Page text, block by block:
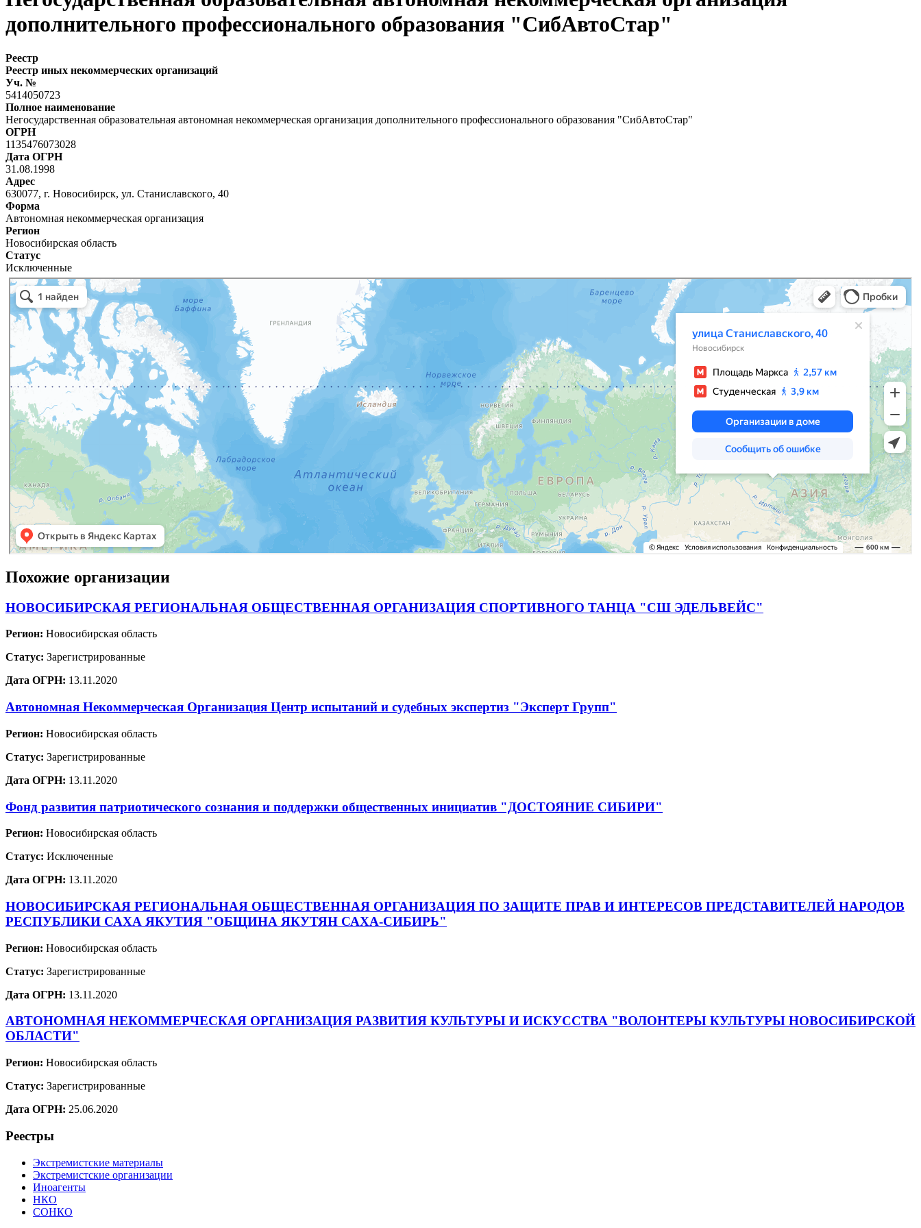
дополнительного профессионального образования "СибАвтоСтар"
Реестр
Реестр иных некоммерческих организаций
Уч. №
5414050723
Полное наименование
Негосударственная образовательная автономная некоммерческая организация дополнительного профессионального образования "СибАвтоСтар"
ОГРН
1135476073028
Дата ОГРН
31.08.1998
Адрес
630077, г. Новосибирск, ул. Станиславского, 40
Форма
Автономная некоммерческая организация
Регион
Новосибирская область
Статус
Исключенные
Похожие организации
НОВОСИБИРСКАЯ РЕГИОНАЛЬНАЯ ОБЩЕСТВЕННАЯ ОРГАНИЗАЦИЯ СПОРТИВНОГО ТАНЦА "СШ ЭДЕЛЬВЕЙС"
Регион: Новосибирская область
Статус: Зарегистрированные
Дата ОГРН: 13.11.2020
Автономная Некоммерческая Организация Центр испытаний и судебных экспертиз "Эксперт Групп"
Регион: Новосибирская область
Статус: Зарегистрированные
Дата ОГРН: 13.11.2020
Фонд развития патриотического сознания и поддержки общественных инициатив "ДОСТОЯНИЕ СИБИРИ"
Регион: Новосибирская область
Статус: Исключенные
Дата ОГРН: 13.11.2020
НОВОСИБИРСКАЯ РЕГИОНАЛЬНАЯ ОБЩЕСТВЕННАЯ ОРГАНИЗАЦИЯ ПО ЗАЩИТЕ ПРАВ И ИНТЕРЕСОВ ПРЕДСТАВИТЕЛЕЙ НАРОДОВ
РЕСПУБЛИКИ САХА ЯКУТИЯ "ОБЩИНА ЯКУТЯН САХА-СИБИРЬ"
Регион: Новосибирская область
Статус: Зарегистрированные
Дата ОГРН: 13.11.2020
АВТОНОМНАЯ НЕКОММЕРЧЕСКАЯ ОРГАНИЗАЦИЯ РАЗВИТИЯ КУЛЬТУРЫ И ИСКУССТВА "ВОЛОНТЕРЫ КУЛЬТУРЫ НОВОСИБИРСКОЙ
ОБЛАСТИ"
Регион: Новосибирская область
Статус: Зарегистрированные
Дата ОГРН: 25.06.2020
Реестры
Экстремистские материалы
Экстремистские организации
Иноагенты
НКО
СОНКО